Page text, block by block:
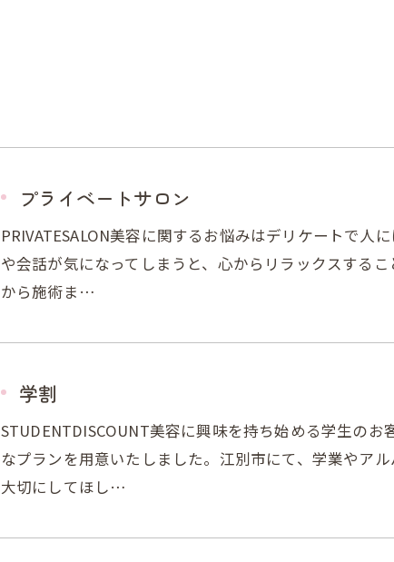
プライベートサロン
PRIVATESALON美容に関するお悩みはデリケートで人
や会話が気になってしまうと、心からリラックスする
から施術ま…
学割
STUDENTDISCOUNT美容に興味を持ち始める学生の
なプランを用意いたしました。江別市にて、学業やア
大切にしてほし…